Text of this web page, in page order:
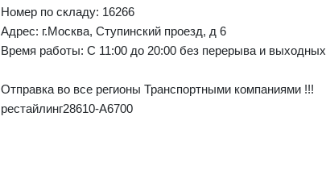
Номер по складу: 16266
Адрес: г.Москва, Ступинский проезд, д 6
Время работы: С 11:00 до 20:00 без перерыва и выходных
Отправка во все регионы Транспортными компаниями !!!
рестайлинг28610-A6700